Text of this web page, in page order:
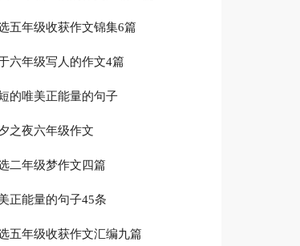
五年级收获作文锦集6篇
六年级写人的作文4篇
的唯美正能量的句子
之夜六年级作文
二年级梦作文四篇
正能量的句子45条
五年级收获作文汇编九篇